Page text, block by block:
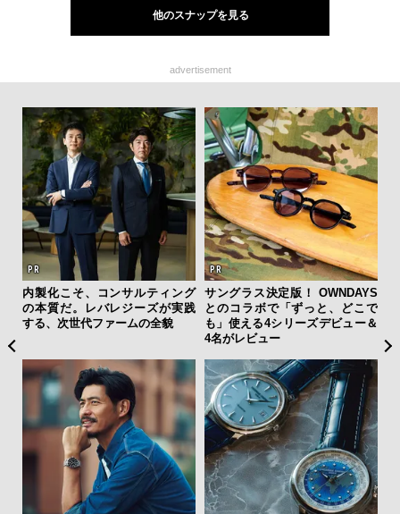
他のスナップを見る
advertisement
内製化こそ、コンサルティング
の本質だ。レバレジーズが実践
する、次世代ファームの全貌
サングラス決定版！ OWNDAYS
とのコラボで「ずっと、どこで
も」使える4シリーズデビュー＆
4名がレビュー